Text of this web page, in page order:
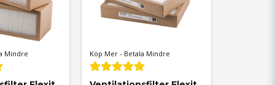
Mindre Köp Mer - Betala Mindre